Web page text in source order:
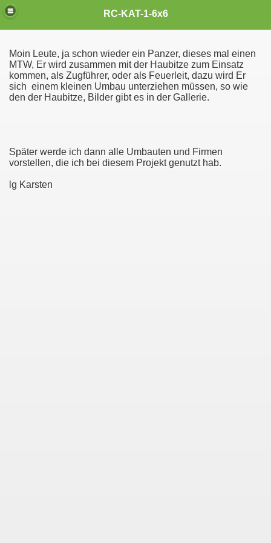
Cross RC MAN KAT 1, RC 6x6,
RC-KAT-1-6x6
Moin Leute, ja schon wieder ein Panzer, dieses mal einen
MTW, Er wird zusammen mit der Haubitze zum Einsatz
kommen, als Zugführer, oder als Feuerleit, dazu wird Er
sich einem kleinen Umbau unterziehen müssen, so wie
den der Haubitze, Bilder gibt es in der Gallerie.
Später werde ich dann alle Umbauten und Firmen
vorstellen, die ich bei diesem Projekt genutzt hab.
lg Karsten